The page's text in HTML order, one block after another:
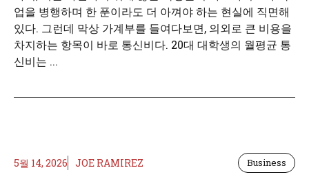
업을 병행하며 한 푼이라도 더 아껴야 하는 현실에 직면해
있다. 그런데 막상 가계부를 들여다보면, 의외로 큰 비용을
차지하는 항목이 바로 통신비다. 20대 대학생의 월평균 통
신비는 ...
5월 14, 2026 JOE RAMIREZ Business